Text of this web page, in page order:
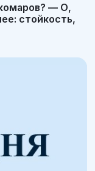
— О,
стойкость,